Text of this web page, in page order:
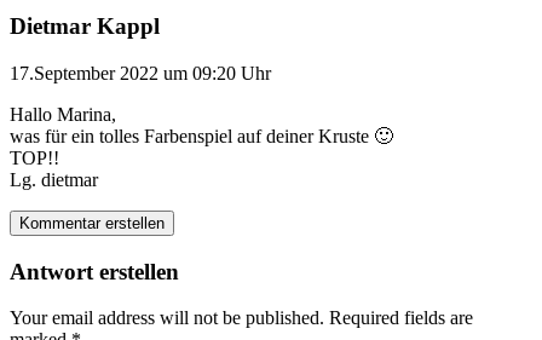
Dietmar Kappl
17.September 2022 um 09:20 Uhr
Hallo Marina,
was für ein tolles Farbenspiel auf deiner Kruste 🙂
TOP!!
Lg. dietmar
Kommentar erstellen
Antwort erstellen
Your email address will not be published. Required fields are